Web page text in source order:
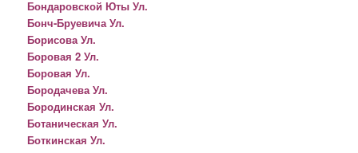
Бондаровской Юты Ул.
Бонч-Бруевича Ул.
Борисова Ул.
Боровая 2 Ул.
Боровая Ул.
Бородачева Ул.
Бородинская Ул.
Ботаническая Ул.
Боткинская Ул.